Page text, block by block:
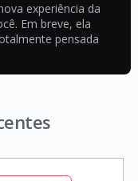
experiência da
Em breve, ela
pensada